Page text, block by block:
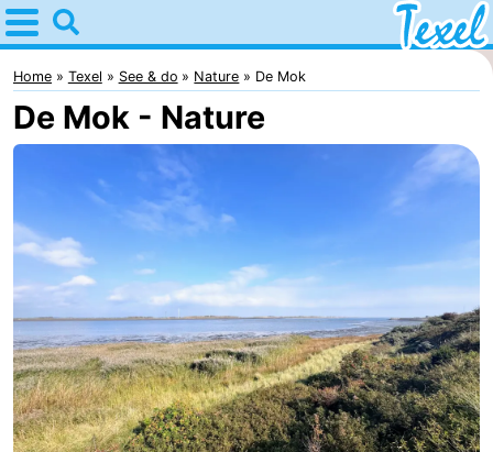
Home
Texel
Tips
kids
Villages
Den
Burg
-
Den
Hoorn
-
De
-
Home Texel See & do Nature De Mok
De Mok - Nature